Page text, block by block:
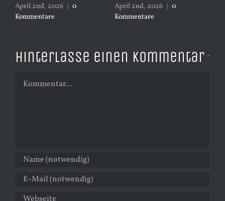
April 2nd, 2026
0
Kommentare
April 2nd, 2026
0
Kommentare
Hinterlasse einen Kommentar
Kommentar